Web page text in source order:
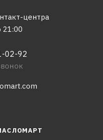
центра
21:00
02-92